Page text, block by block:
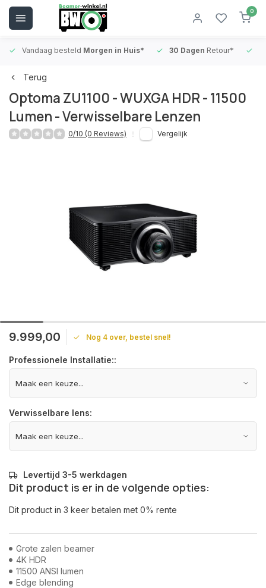
0
Vandaag besteld Morgen in Huis* 30 Dagen Retour*
Terug
Optoma ZU1100 - WUXGA HDR - 11500
Lumen - Verwisselbare Lenzen
0/10 (0 Reviews) Vergelijk
9.999,00 Nog 4 over, bestel snel!
Professionele Installatie::
Verwisselbare lens:
Levertijd 3-5 werkdagen
Dit product is er in de volgende opties:
Dit product in 3 keer betalen met 0% rente
Grote zalen beamer
4K HDR
11500 ANSI lumen
Edge blending